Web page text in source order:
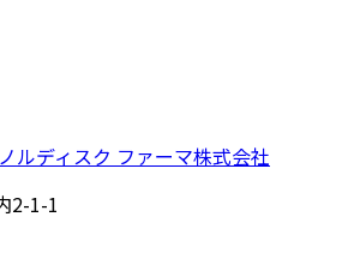
ルディスク ファーマ株式会社
2-1-1